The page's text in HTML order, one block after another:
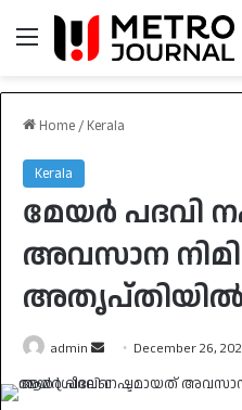
Menu
Home / Kerala
Kerala
മേയർ പദവി
അവസാന
അതൃപ്തിയിൽ
admin
Send December 26,